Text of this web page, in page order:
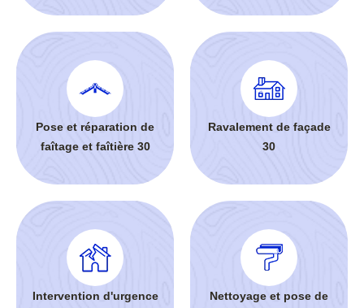
Pose et réparation de
faîtage et faîtière 30
Ravalement de façade
30
Intervention d'urgence
Nettoyage et pose de